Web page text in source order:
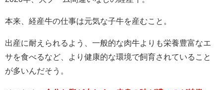
本来、経産牛の仕事は元気な子牛を産むこと。
出産に耐えられるよう、一般的な肉牛よりも栄養豊富なエ
サを食べるなど、より健康的な環境で飼育されていること
が多いんだそう。